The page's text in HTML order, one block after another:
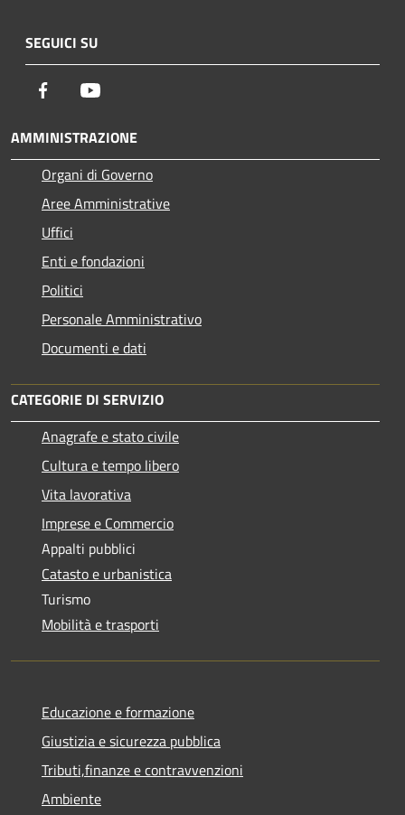
SEGUICI SU
Facebook
AMMINISTRAZIONE
Organi di Governo
Aree Amministrative
Uffici
Enti e fondazioni
Politici
Personale Amministrativo
Documenti e dati
CATEGORIE DI SERVIZIO
Anagrafe e stato civile
Cultura e tempo libero
Vita lavorativa
Imprese e Commercio
Appalti pubblici
Catasto e urbanistica
Turismo
Mobilità e trasporti
Educazione e formazione
Giustizia e sicurezza pubblica
Tributi,finanze e contravvenzioni
Ambiente